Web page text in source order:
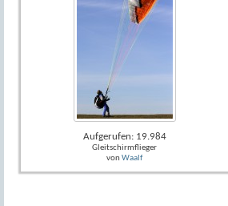
Aufgerufen: 19.984
Gleitschirmflieger
von Waalf